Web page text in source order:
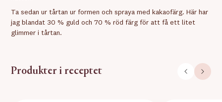
Ta sedan ur tårtan ur formen och spraya med kakaofärg. Här har
jag blandat 30 % guld och 70 % röd färg för att få ett litet
glimmer i tårtan.
Produkter i receptet